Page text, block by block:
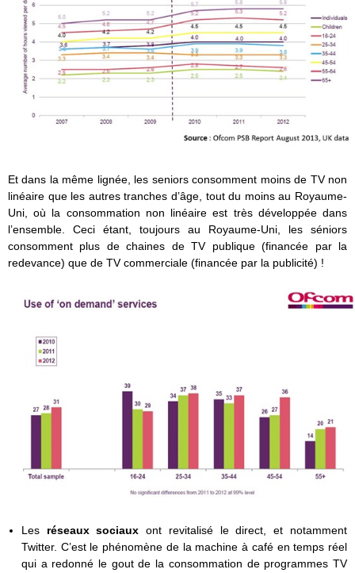
Et dans la même lignée, les seniors consomment moins de TV non
linéaire que les autres tranches d’âge, tout du moins au Royaume-
Uni, où la consommation non linéaire est très développée dans
l’ensemble. Ceci étant, toujours au Royaume-Uni, les séniors
consomment plus de chaines de TV publique (financée par la
redevance) que de TV commerciale (financée par la publicité) !
Les réseaux sociauxont revitalisé le direct, et notamment
Twitter. C’est le phénomène de la machine à café en temps réel
qui a redonné le gout de la consommation de programmes TV